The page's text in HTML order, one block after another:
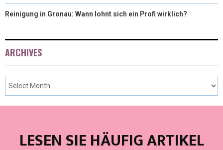
Reinigung in Gronau: Wann lohnt sich ein Profi wirklich?
ARCHIVES
LESEN SIE HÄUFIG ARTIKEL